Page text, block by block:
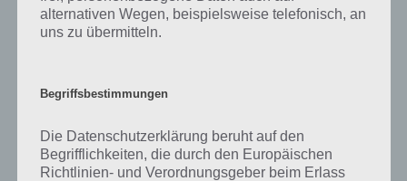
iTunes App Store finden, sodass wir dir dazu leider an dieser Stelle
keinen passenden Link geben können. Sobald die App jedoch auch
Survivor Zombie Outbreak Lösung –
Komplettlösung
alternativen Wegen, beispielsweise telefonisch, an
uns zu übermitteln.
Begriffsbestimmungen
Die Datenschutzerklärung beruht auf den
Begrifflichkeiten, die durch den Europäischen
Richtlinien- und Verordnungsgeber beim Erlass